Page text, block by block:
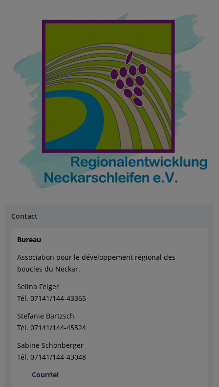
Contact
Bureau
Association pour le développement régional des
boucles du Neckar.
Selina Felger
Tél. 07141/144-43365
Stefanie Bartzsch
Tél. 07141/144-45524
Sabine Schönberger
Tél. 07141/144-43048
Courriel